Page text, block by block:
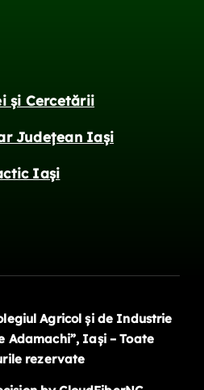
și Cercetării
Județean Iași
Iași
Agricol și de Industrie
Adamachi”, Iași – Toate
rezervate